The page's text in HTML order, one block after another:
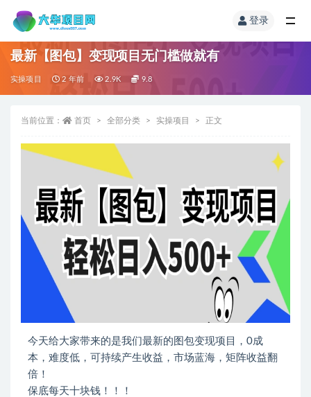
登录
最新【图包】变现项目无门槛做就有
实操项目 2 年前 2.9K 9.8
当前位置： 首页 全部分类 实操项目 正文
今天给大家带来的是我们最新的图包变现项目，0成
本，难度低，可持续产生收益，市场蓝海，矩阵收益翻
倍！
保底每天十块钱！！！